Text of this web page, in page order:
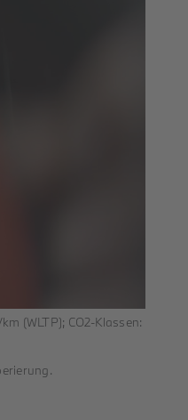
(WLTP); CO2-Klassen: